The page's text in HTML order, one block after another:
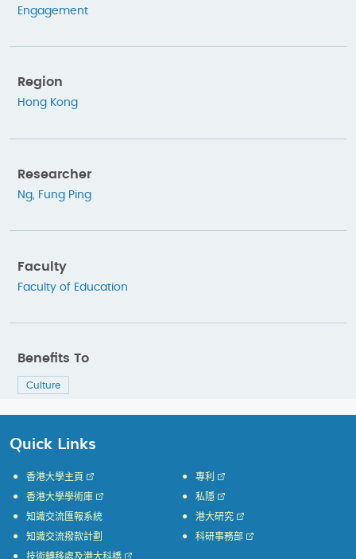
Engagement
Region
Hong Kong
Researcher
Ng, Fung Ping
Faculty
Faculty of Education
Benefits To
Culture
Quick Links
香港大學主頁
香港大學學術庫
知識交流匯報系統
知識交流撥款計劃
專利
私隱
港大研究
科研事務部
技術轉移處及港大科橋